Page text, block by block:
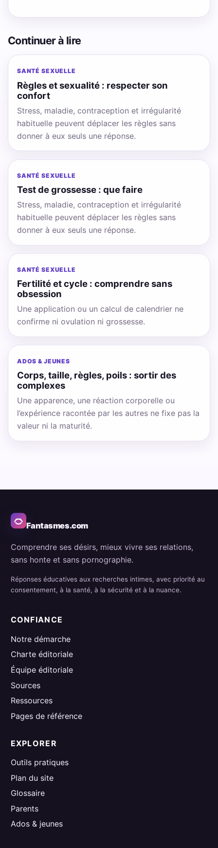
Continuer à lire
SANTÉ SEXUELLE
Règles et sexualité : respecter son
confort
Stress, maladie, contraception et irrégularité
habituelle peuvent déplacer les règles sans
donner à eux seuls une réponse.
SANTÉ SEXUELLE
Test de grossesse : que faire
Stress, maladie, contraception et irrégularité
habituelle peuvent déplacer les règles sans
donner à eux seuls une réponse.
SANTÉ SEXUELLE
Fertilité et cycle : comprendre sans
obsession
Une application ou un calcul de calendrier ne
confirme ni ovulation ni grossesse.
ADOS & JEUNES
Corps, taille, règles, poils : sortir des
complexes
Une apparence, une réaction corporelle ou
l’expérience racontée par les autres ne fixe pas la
valeur ni la maturité.
Fantasmes.com
Comprendre ses désirs, mieux vivre ses relations,
sans honte et sans pornographie.
Réponses éducatives aux recherches intimes, avec priorité au
consentement, à la santé, à la sécurité et à la nuance.
CONFIANCE
Notre démarche
Charte éditoriale
Équipe éditoriale
Sources
Ressources
Pages de référence
EXPLORER
Outils pratiques
Plan du site
Glossaire
Parents
Ados & jeunes